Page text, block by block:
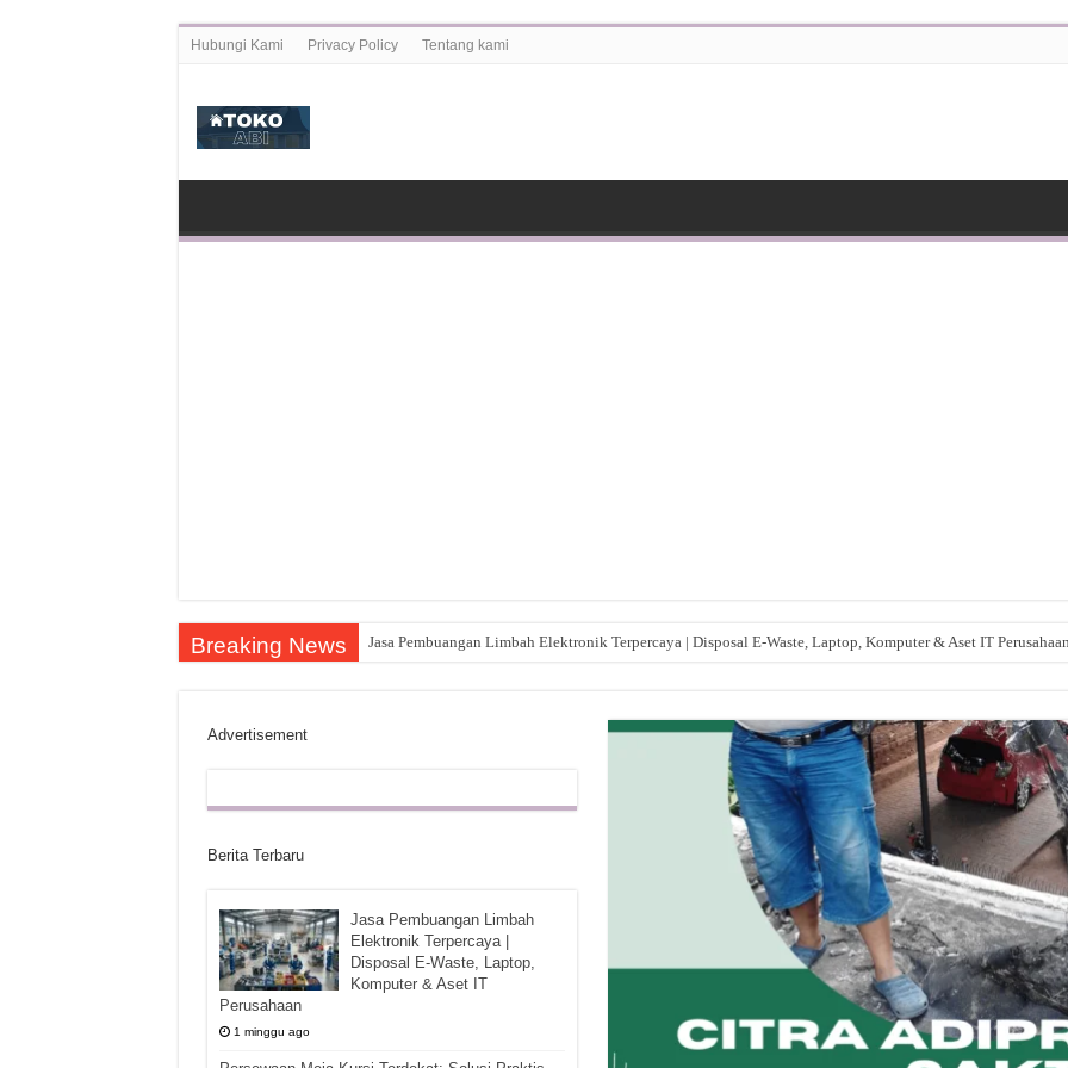
Hubungi Kami Privacy Policy Tentang kami
Breaking News Jasa Pembuangan Limbah Elektronik Terpercaya | Disposal E-Waste, Laptop, Komputer & Aset IT
Advertisement
Berita Terbaru
Jasa Pembuangan Limbah
Elektronik Terpercaya |
Disposal E-Waste, Laptop,
Komputer & Aset IT
Perusahaan
1 minggu ago